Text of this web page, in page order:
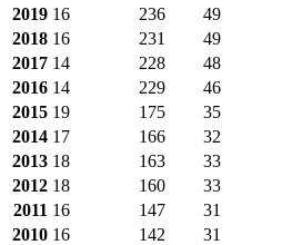
2019 16 236 49
2018 16 231 49
2017 14 228 48
2016 14 229 46
2015 19 175 35
2014 17 166 32
2013 18 163 33
2012 18 160 33
2011 16 147 31
2010 16 142 31